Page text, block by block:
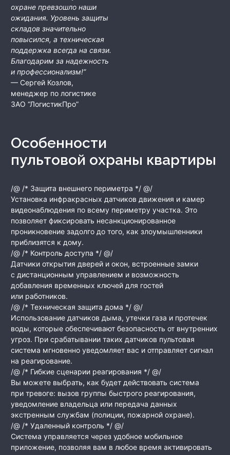
охране превзошло наши
ожидания. Уровень защиты
складов значительно
повысился, а техническая
поддержка всегда на связи.
Благодарим за надежность
и профессионализм!”
— Сергей Козлов,
менеджер по логистике
ЗАО “ЛогистикПро”
Особенности
пультовой охраны квартиры
/@ /* Защита внешнего периметра */ @/
Установка инфракрасных датчиков движения и камер
видеонаблюдения по всему периметру участка. Это
позволяет фиксировать несанкционированное
проникновение задолго до того, как злоумышленники
приблизятся к дому.
/@ /* Контроль доступа */ @/
Датчики открытия дверей и окон, встроенные замки
с дистанционным управлением и возможность
добавления временных ключей для гостей
или работников.
/@ /* Техническая защита дома */ @/
Использование датчиков дыма, утечки газа и протечек
воды, которые обеспечивают безопасность от внутренних
угроз. При срабатывании таких датчиков пультовая
система мгновенно уведомляет вас и отправляет сигнал
на реагирование.
/@ /* Гибкие сценарии реагирования */ @/
Вы можете выбрать, как будет действовать система
при тревоге: вызов группы быстрого реагирования,
уведомление владельца или передача данных
экстренным службам (полиции, пожарной охране).
/@ /* Удаленный контроль */ @/
Система управляется через удобное мобильное
приложение, позволяя вам в любое время активировать